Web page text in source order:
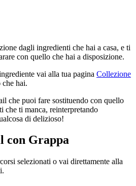
dagli ingredienti che hai a casa, e ti
con quello che hai a disposizione.
vai alla tua pagina Collezione
che hai.
che puoi fare sostituendo con quello
che ti manca, reinterpretando
di delizioso!
con Grappa
selezionati o vai direttamente alla